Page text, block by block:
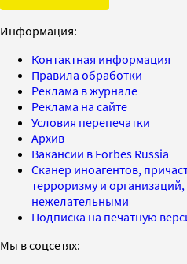
Информация:
Контактная информация
Правила обработки
Реклама в журнале
Реклама на сайте
Условия перепечатки
Архив
Вакансии в Forbes Russia
Сканер иноагентов,
терроризму и
нежелательными
Подписка на печатную
Мы в соцсетях: